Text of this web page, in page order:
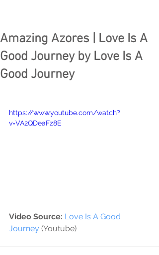
Amazing Azores | Love Is A
Good Journey by Love Is A
Good Journey
https://www.youtube.com/watch?
v=VA2QDeaFz8E
Video Source: Love Is A Good
Journey (Youtube)